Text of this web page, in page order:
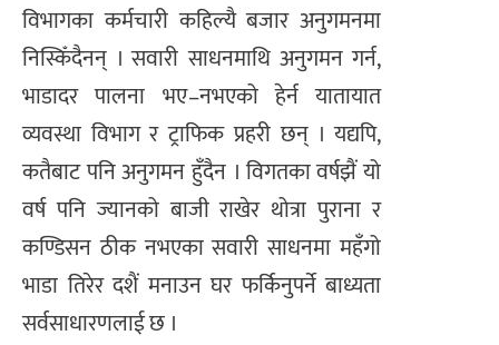
विभागका कर्मचारी कहिल्यै बजार अनुगमनमा
निस्किँदैनन् । सवारी साधनमाथि अनुगमन गर्न,
भाडादर पालना भए–नभएको हेर्न यातायात
व्यवस्था विभाग र ट्राफिक प्रहरी छन् । यद्यपि,
कतैबाट पनि अनुगमन हुँदैन । विगतका वर्षझैं यो
वर्ष पनि ज्यानको बाजी राखेर थोत्रा पुराना र
कण्डिसन ठीक नभएका सवारी साधनमा महँगो
भाडा तिरेर दशैं मनाउन घर फर्किनुपर्ने बाध्यता
सर्वसाधारणलाई छ ।